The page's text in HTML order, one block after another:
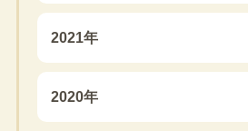
2021年
2020年